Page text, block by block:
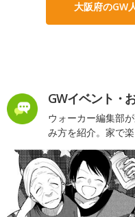
大阪府のGW
GWイベント・
ウォーカー編集部
み方を紹介。家で